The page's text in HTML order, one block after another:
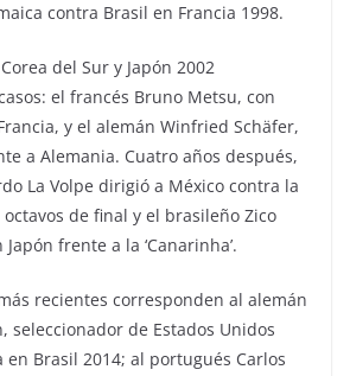
contra Brasil en Francia 1998.
del Sur y Japón 2002
el francés Bruno Metsu, con
y el alemán Winfried Schäfer,
a Alemania. Cuatro años después,
La Volpe dirigió a México contra la
de final y el brasileño Zico
frente a la ‘Canarinha’.
recientes corresponden al alemán
seleccionador de Estados Unidos
Brasil 2014; al portugués Carlos